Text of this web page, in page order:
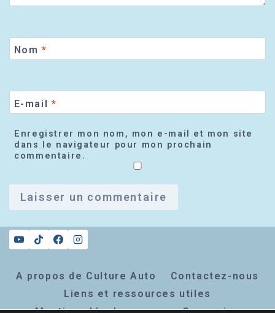
Nom *
E-mail *
Enregistrer mon nom, mon e-mail et mon site
dans le navigateur pour mon prochain
commentaire.
A propos de Culture Auto
Contactez-nous
Liens et ressources utiles